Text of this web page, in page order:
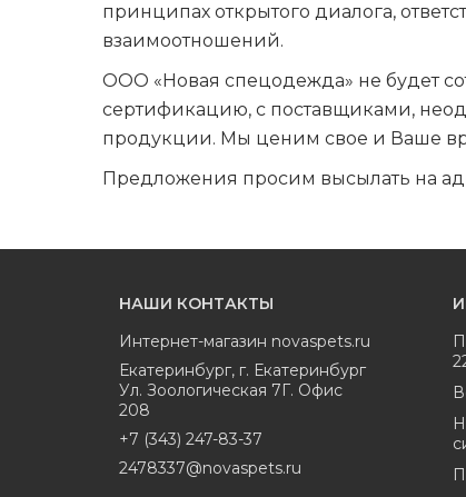
принципах открытого диалога,
взаимоотношений.
ООО «Новая спецодежда» не будет
сертификацию, с поставщиками,
продукции. Мы ценим свое и Ваше
Предложения просим высылать на
НАШИ КОНТАКТЫ
Интернет-магазин novaspets.ru
Екатеринбург, г. Екатеринбург
Ул. Зоологическая 7Г. Офис
208
+7 (343) 247-83-37
2478337@novaspets.ru